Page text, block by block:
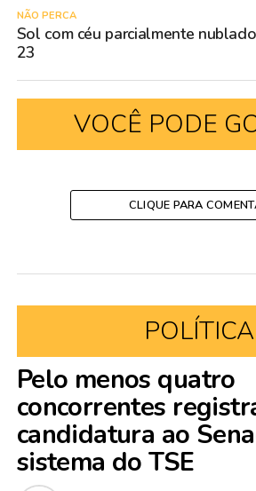
NÃO PERCA
Sol com céu parcialmente
23
VOCÊ PODE
CLIQUE PARA
POLÍTICA
Pelo menos quatro
concorrentes
candidatura ao
sistema do TSE